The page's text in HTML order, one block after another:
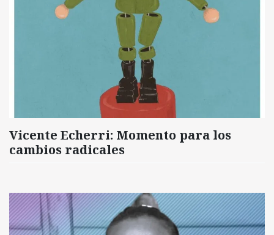
Vicente Echerri: Momento para los
cambios radicales